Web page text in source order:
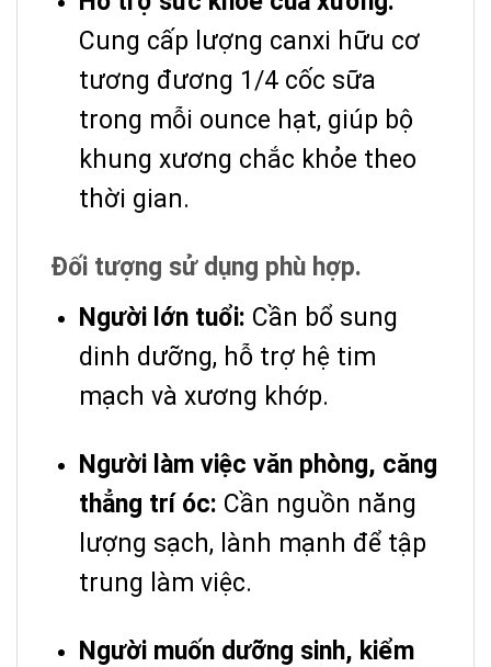
Cung cấp lượng canxi hữu cơ
tương đương 1/4 cốc sữa
trong mỗi ounce hạt, giúp bộ
khung xương chắc khỏe theo
thời gian.
Đối tượng sử dụng phù hợp.
Người lớn tuổi: Cần bổ sung
dinh dưỡng, hỗ trợ hệ tim
mạch và xương khớp.
Người làm việc văn phòng, căng
thẳng trí óc: Cần nguồn năng
lượng sạch, lành mạnh để tập
trung làm việc.
Người muốn dưỡng sinh, kiểm